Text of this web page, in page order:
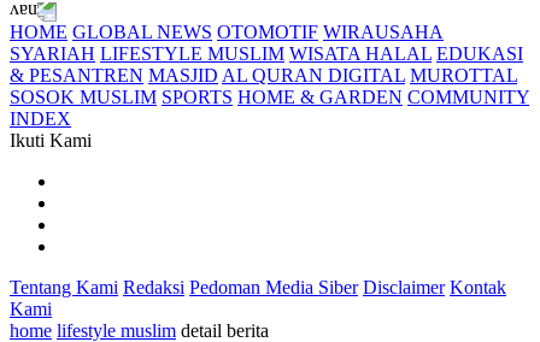
HOME GLOBAL NEWS OTOMOTIF WIRAUSAHA
SYARIAH LIFESTYLE MUSLIM WISATA HALAL EDUKASI
& PESANTREN MASJID AL QURAN DIGITAL MUROTTAL
SOSOK MUSLIM SPORTS HOME & GARDEN COMMUNITY
INDEX
Ikuti Kami
Tentang Kami Redaksi Pedoman Media Siber Disclaimer Kontak
Kami
home lifestyle muslim detail berita